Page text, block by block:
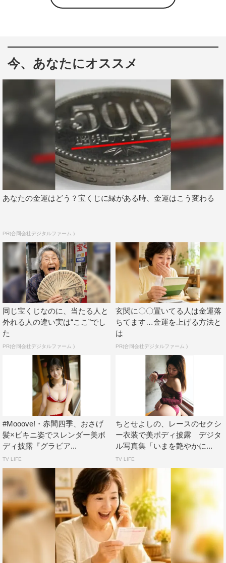
今、あなたにオススメ
あなたの金運はどう？宝くじに縁がある時、金運はこう変わる
PR(合同会社デジタルファーム )
同じ宝くじなのに、当たる人と
外れる人の違い実は“ここ”でし
た
PR(合同会社デジタルファーム )
玄関に〇〇置いてる人は金運落
ちてます…金運を上げる方法と
は
PR(合同会社デジタルファーム )
#Mooove!・赤間四季、おさげ
髪×ビキニ姿でスレンダー美ボ
ディ披露『グラビア...
TV LIFE
ちとせよしの、レースのセクシ
ー衣装で美ボディ披露 デジタ
ル写真集「いまを艶やかに...
TV LIFE